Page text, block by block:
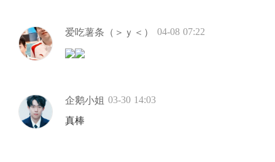
爱吃薯条（＞ｙ＜） 04-08 07:22
企鹅小姐 03-30 14:03
真棒